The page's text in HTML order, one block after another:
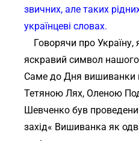
звичних, але таких
українцеві словах.
Говорячи про Україну,
яскравий символ
Саме до Дня вишиванки
Тетяною Лях, Оленою
Шевченко був
захід« Вишиванка як